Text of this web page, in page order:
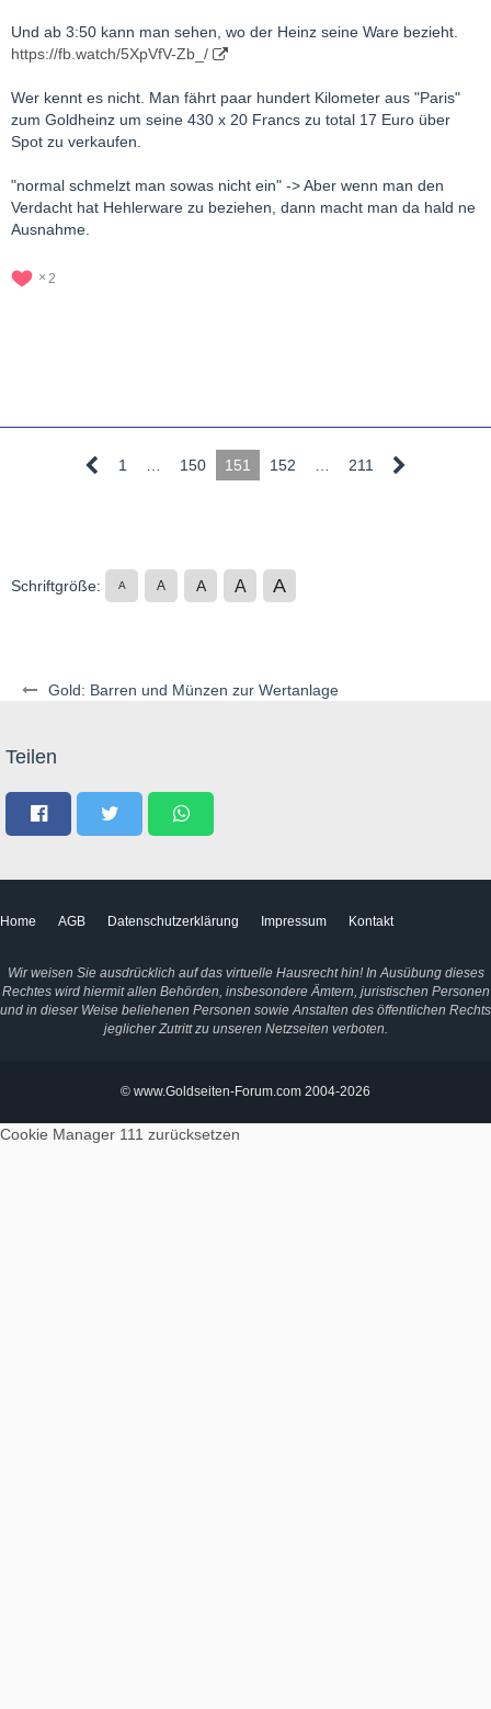
Gold: Barren und Münzen zur Wertanlage
Und ab 3:50 kann man sehen, wo der Heinz seine Ware bezieht.
https://fb.watch/5XpVfV-Zb_/
Wer kennt es nicht. Man fährt paar hundert Kilometer aus "Paris"
zum Goldheinz um seine 430 x 20 Francs zu total 17 Euro über
Spot zu verkaufen.
"normal schmelzt man sowas nicht ein" -> Aber wenn man den
Verdacht hat Hehlerware zu beziehen, dann macht man da hald ne
Ausnahme.
2
1 150 151 152 211
Schriftgröße: A A A A A
Teilen
Home AGB Datenschutzerklärung Impressum Kontakt
Wir weisen Sie ausdrücklich auf das virtuelle Hausrecht hin! In Ausübung dieses
Rechtes wird hiermit allen Behörden, insbesondere Ämtern, juristischen Personen
und in dieser Weise beliehenen Personen sowie Anstalten des öffentlichen Rechts
jeglicher Zutritt zu unseren Netzseiten verboten.
© www.Goldseiten-Forum.com 2004-2026
Cookie Manager 111 zurücksetzen